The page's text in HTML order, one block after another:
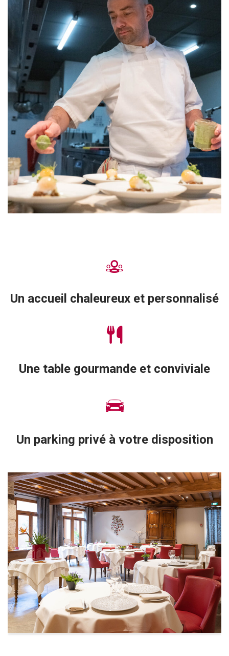
Un accueil chaleureux et personnalisé
Une table gourmande et conviviale
Un parking privé à votre disposition